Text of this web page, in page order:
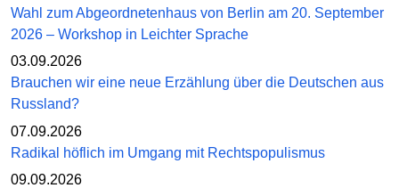
Wahl zum Abgeordnetenhaus von Berlin am 20. September
2026 – Workshop in Leichter Sprache
03.09.2026
Brauchen wir eine neue Erzählung über die Deutschen aus
Russland?
07.09.2026
Radikal höflich im Umgang mit Rechtspopulismus
09.09.2026